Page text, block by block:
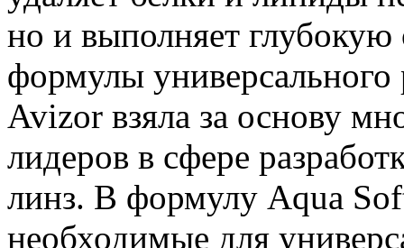
но и выполняет глубокую
формулы
Avizor взяла за основу
лидеров в сфере
линз. В формулу Aqua
необходимые для